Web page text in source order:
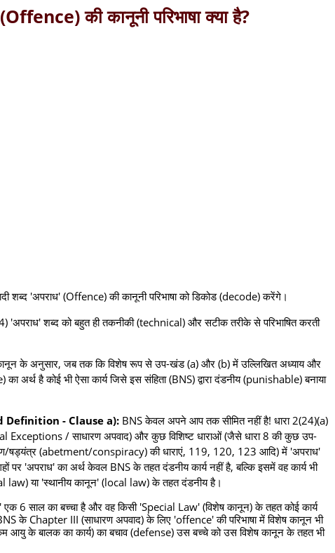
की कानूनी परिभाषा क्या है?
शब्द 'अपराध' (Offence) की कानूनी परिभाषा को डिकोड (decode) करेंगे।
'अपराध' शब्द को बहुत ही तकनीकी (technical) और सटीक तरीके से परिभाषित करती
के अनुसार, जब तक कि विशेष रूप से उप-खंड (a) और (b) में उल्लिखित अध्याय और
अर्थ है कोई भी ऐसा कार्य जिसे इस संहिता (BNS) द्वारा दंडनीय (punishable) बनाया
Definition - Clause a): BNS केवल अपने आप तक सीमित नहीं है! धारा 2(24)(a)
Exceptions / साधारण अपवाद) और कुछ विशिष्ट धाराओं (जैसे धारा 8 की कुछ उप-
षड्यंत्र (abetment/conspiracy) की धाराएं, 119, 120, 123 आदि) में 'अपराध'
पर 'अपराध' का अर्थ केवल BNS के तहत दंडनीय कार्य नहीं है, बल्कि इसमें वह कार्य भी
law) या 'स्थानीय कानून' (local law) के तहत दंडनीय है।
एक 6 साल का बच्चा है और वह किसी 'Special Law' (विशेष कानून) के तहत कोई कार्य
के Chapter III (साधारण अपवाद) के लिए 'offence' की परिभाषा में विशेष कानून भी
आयु के बालक का कार्य) का बचाव (defense) उस बच्चे को उस विशेष कानून के तहत भी